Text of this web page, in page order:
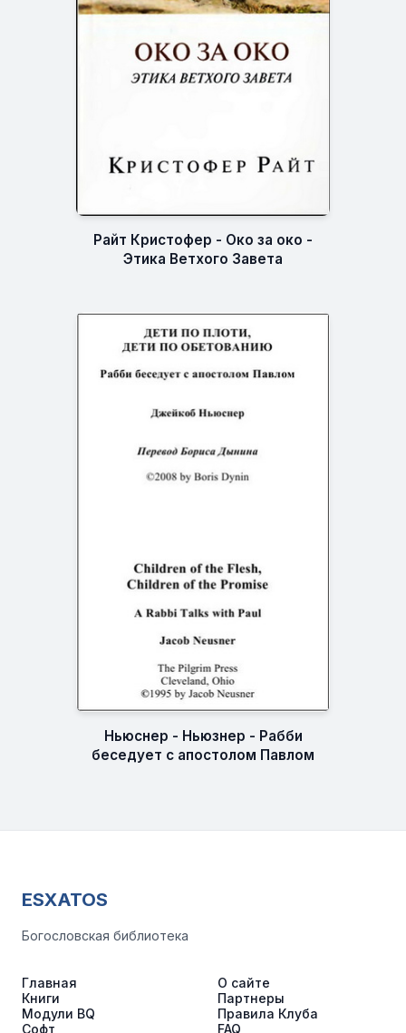
Райт Кристофер - Око за око -
Этика Ветхого Завета
Ньюснер - Ньюзнер - Рабби
беседует с апостолом Павлом
ESXATOS
Богословская библиотека
Главная
Книги
Модули BQ
Софт
О сайте
Партнеры
Правила Клуба
FAQ